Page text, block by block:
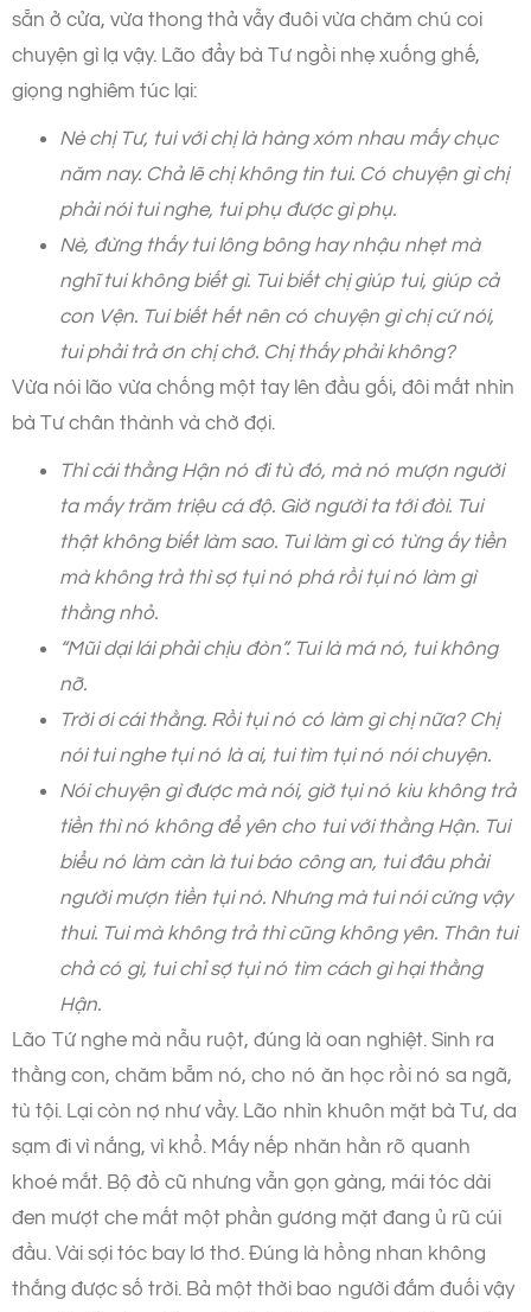
sẵn ở cửa, vừa thong thả vẫy đuôi vừa chăm chú coi
chuyện gì lạ vậy. Lão đẩy bà Tư ngồi nhẹ xuống ghế,
giọng nghiêm túc lại:
Nè chị Tư, tui với chị là hàng xóm nhau mấy chục
năm nay. Chả lẽ chị không tin tui. Có chuyện gì chị
phải nói tui nghe, tui phụ được gì phụ.
Nè, đừng thấy tui lông bông hay nhậu nhẹt mà
nghĩ tui không biết gì. Tui biết chị giúp tui, giúp cả
con Vện. Tui biết hết nên có chuyện gì chị cứ nói,
tui phải trả ơn chị chớ. Chị thấy phải không?
Vừa nói lão vừa chống một tay lên đầu gối, đôi mắt nhìn
bà Tư chân thành và chờ đợi.
Thì cái thằng Hận nó đi tù đó, mà nó mượn người
ta mấy trăm triệu cá độ. Giờ người ta tới đòi. Tui
thật không biết làm sao. Tui làm gì có từng ấy tiền
mà không trả thì sợ tụi nó phá rồi tụi nó làm gì
thằng nhỏ.
“Mũi dại lái phải chịu đòn”. Tui là má nó, tui không
nỡ.
Trời ơi cái thằng. Rồi tụi nó có làm gì chị nữa? Chị
nói tui nghe tụi nó là ai, tui tìm tụi nó nói chuyện.
Nói chuyện gì được mà nói, giờ tụi nó kiu không trả
tiền thì nó không để yên cho tui với thằng Hận. Tui
biểu nó làm càn là tui báo công an, tui đâu phải
người mượn tiền tụi nó. Nhưng mà tui nói cứng vậy
thui. Tui mà không trả thì cũng không yên. Thân tui
chả có gì, tui chỉ sợ tụi nó tìm cách gì hại thằng
Hận.
Lão Tứ nghe mà nẫu ruột, đúng là oan nghiệt. Sinh ra
thằng con, chăm bẵm nó, cho nó ăn học rồi nó sa ngã,
tù tội. Lại còn nợ như vầy. Lão nhìn khuôn mặt bà Tư, da
sạm đi vì nắng, vì khổ. Mấy nếp nhăn hằn rõ quanh
khoé mắt. Bộ đồ cũ nhưng vẫn gọn gàng, mái tóc dài
đen mượt che mất một phần gương mặt đang ủ rũ cúi
đầu. Vài sợi tóc bay lơ thơ. Đúng là hồng nhan không
thắng được số trời. Bả một thời bao người đắm đuối vậy